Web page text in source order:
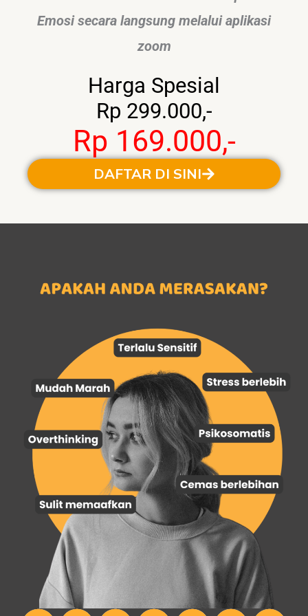
Emosi secara langsung melalui aplikasi
zoom
Harga Spesial
Rp 299.000,-
Rp 169.000,-
DAFTAR DI SINI